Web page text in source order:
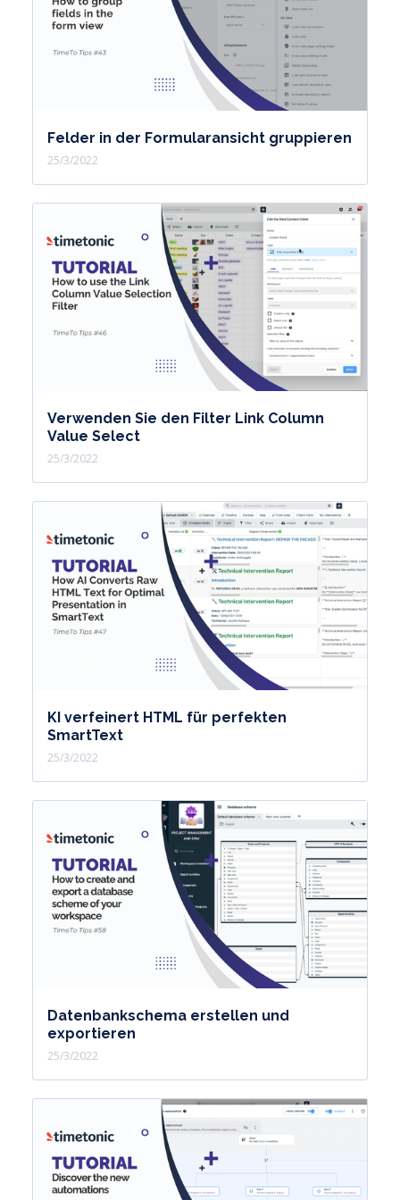
Felder in der Formularansicht gruppieren
25/3/2022
Verwenden Sie den Filter Link Column
Value Select
25/3/2022
KI verfeinert HTML für perfekten
SmartText
25/3/2022
Datenbankschema erstellen und
exportieren
25/3/2022